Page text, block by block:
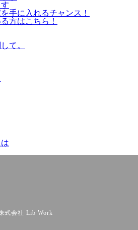
手に入れるチャンス！
方はこちら！
て。
式会社 Lib Work